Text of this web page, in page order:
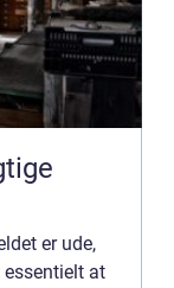
er ude,
essentielt at